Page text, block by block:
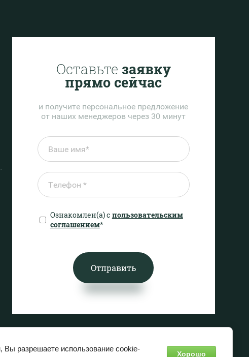
Оставьте заявку
прямо сейчас
и получите персональное предложение
от наших менеджеров через 30 минут
Ознакомлен(а) с пользовательским
соглашением*
Отправить
Вы разрешаете использование cookie-
Хорошо